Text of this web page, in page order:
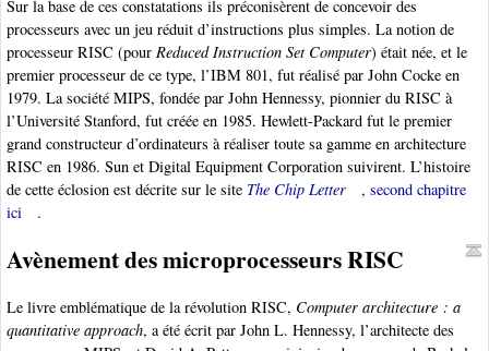
Sur la base de ces constatations ils préconisèrent de concevoir des
processeurs avec un jeu réduit d’instructions plus simples. La notion de
processeur RISC (pour Reduced Instruction Set Computer) était née, et le
premier processeur de ce type, l’IBM 801, fut réalisé par John Cocke en
1979. La société MIPS, fondée par John Hennessy, pionnier du RISC à
l’Université Stanford, fut créée en 1985. Hewlett-Packard fut le premier
grand constructeur d’ordinateurs à réaliser toute sa gamme en architecture
RISC en 1986. Sun et Digital Equipment Corporation suivirent. L’histoire
de cette éclosion est décrite sur le site The Chip Letter , second chapitre
ici
.
Avènement des microprocesseurs RISC
Le livre emblématique de la révolution RISC, Computer architecture : a
quantitative approach, a été écrit par John L. Hennessy, l’architecte des